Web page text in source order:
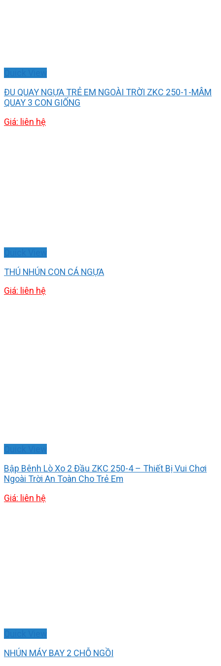
ĐU QUAY NGỰA TRẺ EM NGOÀI TRỜI ZKC 250-1-MÂM
QUAY 3 CON GIỐNG
Giá: liên hệ
THÚ NHÚN CON CÁ NGỰA
Giá: liên hệ
Bập Bênh Lò Xo 2 Đầu ZKC 250-4 – Thiết Bị Vui Chơi
Ngoài Trời An Toàn Cho Trẻ Em
Giá: liên hệ
NHÚN MÁY BAY 2 CHỖ NGỒI